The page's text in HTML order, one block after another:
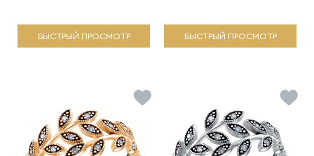
БЫСТРЫЙ ПРОСМОТР БЫСТРЫЙ ПРОСМОТР